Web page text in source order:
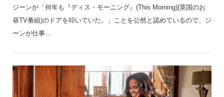
ジーンが「何年も『ディス・モーニング』(This Morning)(英国のお
昼TV番組)のドアを叩いていた。」ことを公然と認めているので、ジ
ーンが仕事…